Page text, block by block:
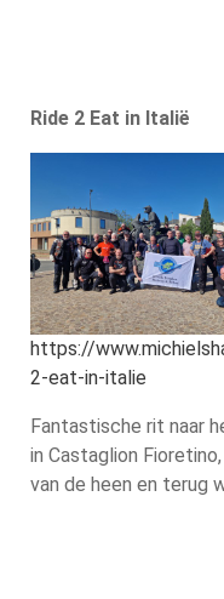
Ride 2 Eat in Italië
https://
2-eat-in-italie
Fantastische rit naar
in Castaglion
van de heen en terug